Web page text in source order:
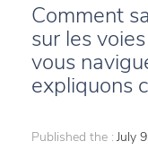
Comment
sur les
vous
expliquons
Published the : July